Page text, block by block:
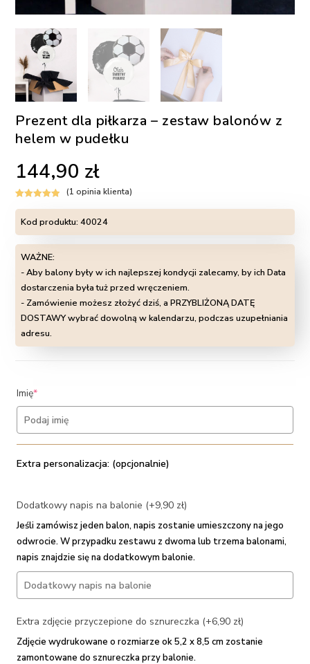
Prezent dla piłkarza – zestaw balonów z
helem w pudełku
144,90 zł
5.00
na 5 na
podstawie
oceny klienta
(1 opinia klienta)
Kod produktu:40024
WAŻNE:
- Aby balony były w ich najlepszej kondycji zalecamy, by ich Data
dostarczenia była tuż przed wręczeniem.
- Zamówienie możesz złożyć dziś, a PRZYBLIŻONĄ DATĘ
DOSTAWY wybrać dowolną w kalendarzu, podczas uzupełniania
adresu.
Imię*(required)
Extra personalizacja: (opcjonalnie)
Dodatkowy napis na balonie (+9,90 zł)
Jeśli zamówisz jeden balon, napis zostanie umieszczony na jego
odwrocie. W przypadku zestawu z dwoma lub trzema balonami,
napis znajdzie się na dodatkowym balonie.
Extra zdjęcie przyczepione do sznureczka (+6,90 zł)
Zdjęcie wydrukowane o rozmiarze ok 5,2 x 8,5 cm zostanie
zamontowane do sznureczka przy balonie.